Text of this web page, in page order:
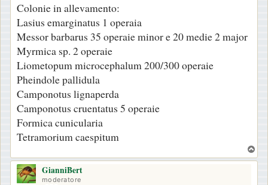
Colonie in allevamento:
Lasius emarginatus 1 operaia
Messor barbarus 35 operaie minor e 20 medie 2 major
Myrmica sp. 2 operaie
Liometopum microcephalum 200/300 operaie
Pheindole pallidula
Camponotus lignaperda
Camponotus cruentatus 5 operaie
Formica cunicularia
Tetramorium caespitum
o
GianniBert
moderatore